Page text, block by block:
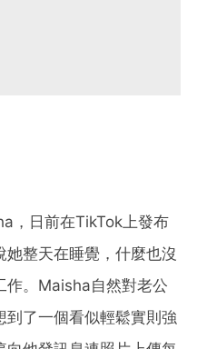
，日前在TikTok上發布
整天在睡覺，什麼也沒
作。Maisha自然對老公
到了一個看似輕鬆實則強